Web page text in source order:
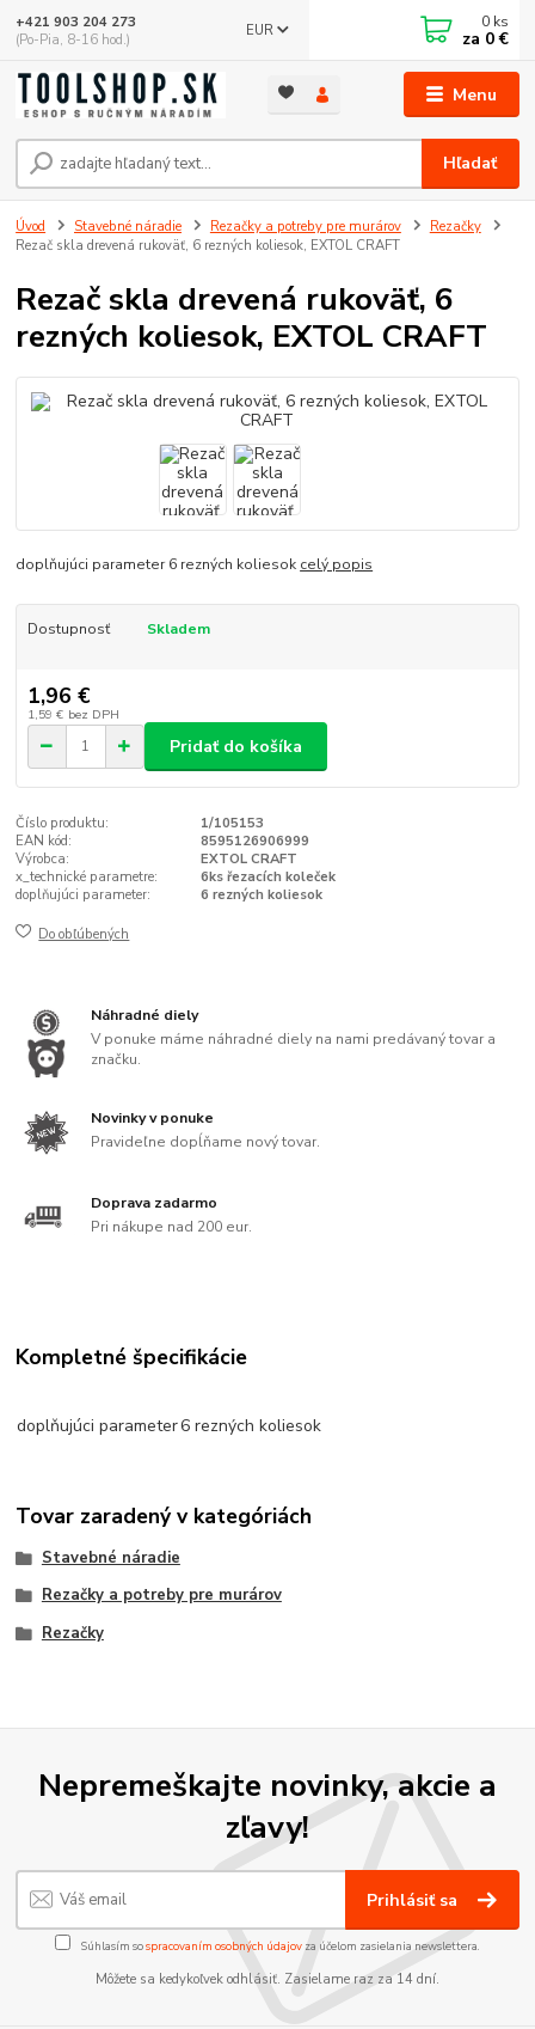
Menu
EUR
Hľadať
+421 903 204 273
(Po-Pia, 8-16 hod.)
0 ks
za 0 €
Úvod Stavebné náradie Rezačky a potreby pre murárov
Rezačky
Rezač skla drevená rukoväť, 6 rezných koliesok, EXTOL CRAFT
Rezač skla drevená rukoväť, 6
rezných koliesok, EXTOL CRAFT
doplňujúci parameter 6 rezných koliesok celý popis
Dostupnosť Skladem
1,96 €
1,59 € bez DPH
Pridať do košíka
Číslo produktu:
1/105153
EAN kód:
8595126906999
Výrobca:
EXTOL CRAFT
x_technické parametre:
6ks řezacích koleček
doplňujúci parameter:
6 rezných koliesok
Do obľúbených
Náhradné diely
V ponuke máme náhradné diely na nami predávaný tovar a
značku.
Novinky v ponuke
Pravideľne dopĺňame nový tovar.
Doprava zadarmo
Pri nákupe nad 200 eur.
Kompletné špecifikácie
doplňujúci parameter6 rezných koliesok
Tovar zaradený v kategóriách
Stavebné náradie
Rezačky a potreby pre murárov
Rezačky
Nepremeškajte novinky, akcie a
zľavy!
Prihlásiť sa
Súhlasím sospracovaním osobných údajov za účelom zasielania newslettera.
Môžete sa kedykoľvek odhlásiť. Zasielame raz za 14 dní.